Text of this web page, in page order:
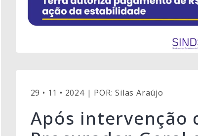
29 • 11 • 2024 | POR: Silas Araújo
Após intervenção